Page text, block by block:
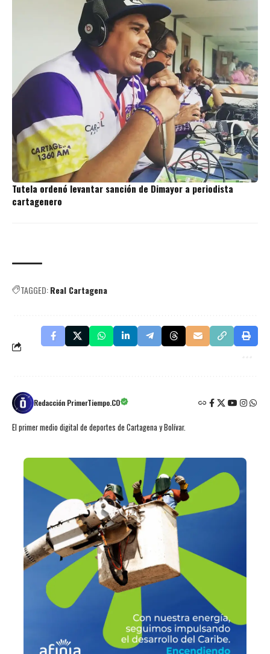
Tutela ordenó levantar sanción de Dimayor a periodista
cartagenero
TAGGED:Real Cartagena
Redacción PrimerTiempo.CO
El primer medio digital de deportes de Cartagena y Bolívar.